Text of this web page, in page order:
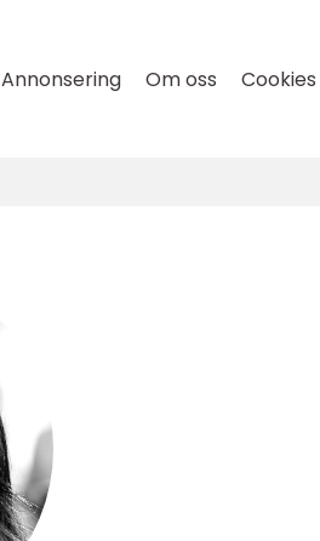
Annonsering Om oss Cookies